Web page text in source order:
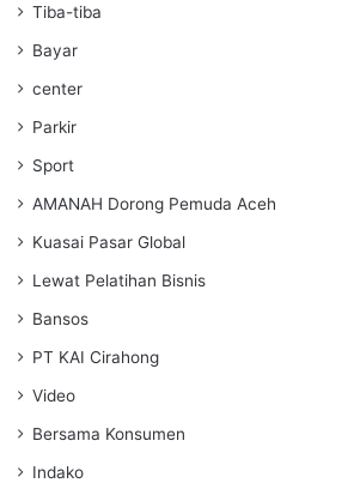
Tiba-tiba
Bayar
center
Parkir
Sport
AMANAH Dorong Pemuda Aceh
Kuasai Pasar Global
Lewat Pelatihan Bisnis
Bansos
PT KAI Cirahong
Video
Bersama Konsumen
Indako